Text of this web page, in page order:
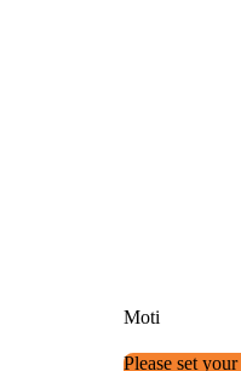
Moti
Please set